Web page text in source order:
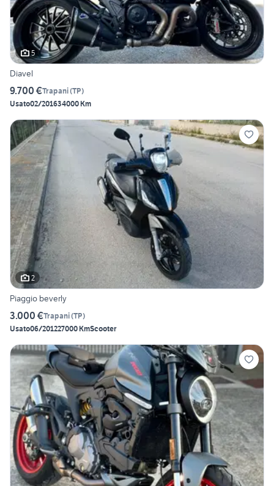
5
Diavel
9.700 €Trapani(TP)
Usato02/201634000 Km
2
Piaggio beverly
3.000 €Trapani(TP)
Usato06/201227000 KmScooter